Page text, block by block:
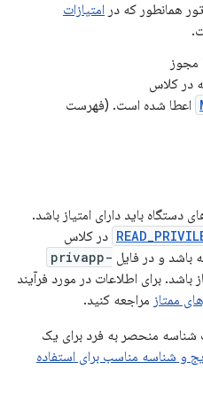
همانطور که در امتیازات
مجوز
در کلاس
اعطا شده است. (فهرست
باید دارای امتیاز باشد.
در کلاس
باشد و در فایل privapp-
برای اطلاعات در مورد فرآیند
ممتاز مراجعه کنید.
شناسه منحصر به فرد برای یک
و شناسه مناسب برای استفاده